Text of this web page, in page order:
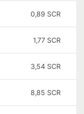
0,89 SCR
1,77 SCR
3,54 SCR
8,85 SCR